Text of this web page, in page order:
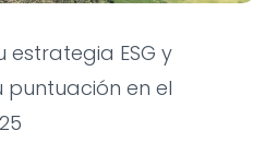
estrategia ESG y
puntuación en el